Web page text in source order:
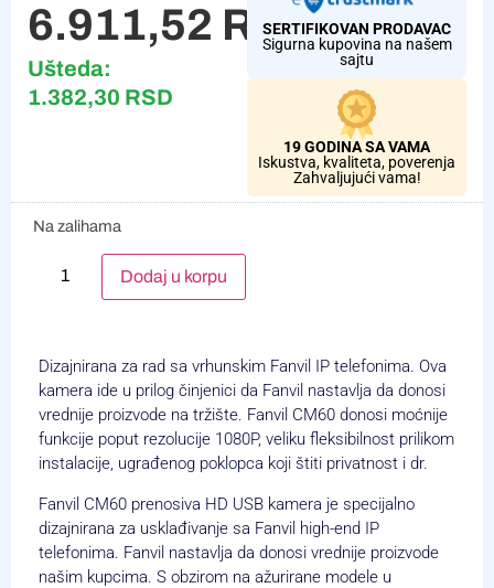
6.911,52 RSD
Ušteda:
1.382,30 RSD
SERTIFIKOVAN PRODAVAC
Sigurna kupovina na našem
sajtu
19 GODINA SA VAMA
Iskustva, kvaliteta, poverenja
Zahvaljujući vama!
Na zalihama
Dodaj u korpu
Dizajnirana za rad sa vrhunskim Fanvil IP telefonima. Ova
kamera ide u prilog činjenici da Fanvil nastavlja da donosi
vrednije proizvode na tržište. Fanvil CM60 donosi moćnije
funkcije poput rezolucije 1080P, veliku fleksibilnost prilikom
instalacije, ugrađenog poklopca koji štiti privatnost i dr.
Fanvil CM60 prenosiva HD USB kamera je specijalno
dizajnirana za usklađivanje sa Fanvil high-end IP
telefonima. Fanvil nastavlja da donosi vrednije proizvode
našim kupcima. S obzirom na ažurirane modele u